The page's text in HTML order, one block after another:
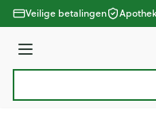
Ga naar de inhoud
Veilige betalingen
Menu